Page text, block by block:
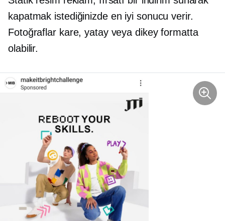
kapatmak istediğinizde en iyi sonucu verir.
Fotoğraflar kare, yatay veya dikey formatta
olabilir.